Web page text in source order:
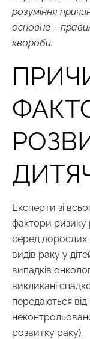
розуміння
основне –
хвороби.
Експерти зі
фактори ризику
серед
видів раку у
випадків
викликані
передаються від
розвитку раку).